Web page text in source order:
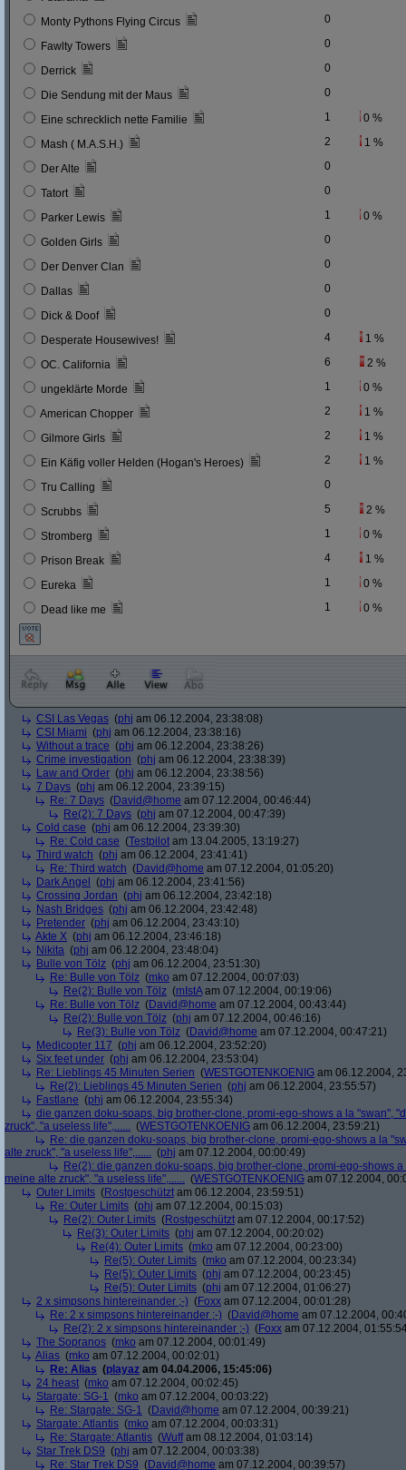
Monty Pythons Flying Circus 0
Fawlty Towers 0
Derrick 0
Die Sendung mit der Maus 0
Eine schrecklich nette Familie 1 0 %
Mash ( M.A.S.H.) 2 1 %
Der Alte 0
Tatort 0
Parker Lewis 1 0 %
Golden Girls 0
Der Denver Clan 0
Dallas 0
Dick & Doof 0
Desperate Housewives! 4 1 %
OC. California 6 2 %
ungeklärte Morde 1 0 %
American Chopper 2 1 %
Gilmore Girls 2 1 %
Ein Käfig voller Helden (Hogan's Heroes) 2 1 %
Tru Calling 0
Scrubbs 5 2 %
Stromberg 1 0 %
Prison Break 4 1 %
Eureka 1 0 %
Dead like me 1 0 %
CSI Las Vegas (phj am 06.12.2004, 23:38:08)
CSI Miami (phj am 06.12.2004, 23:38:16)
Without a trace (phj am 06.12.2004, 23:38:26)
Crime investigation (phj am 06.12.2004, 23:38:39)
Law and Order (phj am 06.12.2004, 23:38:56)
7 Days (phj am 06.12.2004, 23:39:15)
Re: 7 Days (David@home am 07.12.2004, 00:46:44)
Re(2): 7 Days (phj am 07.12.2004, 00:47:39)
Cold case (phj am 06.12.2004, 23:39:30)
Re: Cold case (Testpilot am 13.04.2005, 13:19:27)
Third watch (phj am 06.12.2004, 23:41:41)
Re: Third watch (David@home am 07.12.2004, 01:05:20)
Dark Angel
(phj am 06.12.2004, 23:41:56)
Crossing Jordan (phj am 06.12.2004, 23:42:18)
Nash Bridges (phj am 06.12.2004, 23:42:48)
Pretender (phj am 06.12.2004, 23:43:10)
Akte X (phj am 06.12.2004, 23:46:18)
Nikita (phj am 06.12.2004, 23:48:04)
Bulle von Tölz (phj am 06.12.2004, 23:51:30)
Re: Bulle von Tölz (mko am 07.12.2004, 00:07:03)
Re(2): Bulle von Tölz (mIstAam 07.12.2004, 00:19:06)
Re: Bulle von Tölz (David@home am 07.12.2004, 00:43:44)
Re(2): Bulle von Tölz (phj am 07.12.2004, 00:46:16)
Re(3): Bulle von Tölz (David@home am 07.12.2004, 00:47:21)
Medicopter 117 (phj am 06.12.2004, 23:52:20)
Six feet under (phj am 06.12.2004, 23:53:04)
Re: Lieblings 45 Minuten Serien (WESTGOTENKOENIG am 06.12.2004,
Re(2): Lieblings 45 Minuten Serien (phj am 06.12.2004, 23:55:57)
Fastlane (phj am 06.12.2004, 23:55:34)
die ganzen doku-soaps, big brother-clone, promi-ego-shows a la "swan",
zruck", "a useless life",...... (WESTGOTENKOENIG am 06.12.2004, 23:59:21)
Re: die ganzen doku-soaps, big brother-clone, promi-ego-shows a la
alte zruck", "a useless life",...... (phj am 07.12.2004, 00:00:49)
Re(2): die ganzen doku-soaps, big brother-clone, promi-ego-shows
meine alte zruck", "a useless life",...... (WESTGOTENKOENIG am 07.12.2004,
Outer Limits (Rostgeschützt am 06.12.2004, 23:59:51)
Re: Outer Limits (phj am 07.12.2004, 00:15:03)
Re(2): Outer Limits (Rostgeschützt am 07.12.2004, 00:17:52)
Re(3): Outer Limits (phj am 07.12.2004, 00:20:02)
Re(4): Outer Limits (mko am 07.12.2004, 00:23:00)
Re(5): Outer Limits (mko am 07.12.2004, 00:23:34)
Re(5): Outer Limits (phj am 07.12.2004, 00:23:45)
Re(5): Outer Limits (phj am 07.12.2004, 01:06:27)
2 x simpsons hintereinander ;-) (Foxx am 07.12.2004, 00:01:28)
Re: 2 x simpsons hintereinander ;-) (David@home am 07.12.2004,
Re(2): 2 x simpsons hintereinander ;-) (Foxx am 07.12.2004,
The Sopranos (mko am 07.12.2004, 00:01:49)
Alias (mko am 07.12.2004, 00:02:01)
Re: Alias (playaz am 04.04.2006, 15:45:06)
24 heast (mko am 07.12.2004, 00:02:45)
Stargate: SG-1 (mko am 07.12.2004, 00:03:22)
Re: Stargate: SG-1 (David@home am 07.12.2004, 00:39:21)
Stargate: Atlantis (mko am 07.12.2004, 00:03:31)
Re: Stargate: Atlantis (Wuffam 08.12.2004, 01:03:14)
Star Trek DS9 (phj am 07.12.2004, 00:03:38)
Re: Star Trek DS9 (David@home am 07.12.2004, 00:39:57)